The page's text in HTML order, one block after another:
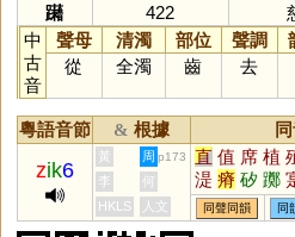
躤
422
中
古
音
聲母 清濁 部位 聲調
從
全濁 齒 去
粵語音節 & 根據
zik6
黃 周 p173 直 值 席 植
湜 瘠 矽 躑
埴 葃 庴 塉
褯 耤 穸 漃
李
何
HKLS
人文 同聲同韻 同